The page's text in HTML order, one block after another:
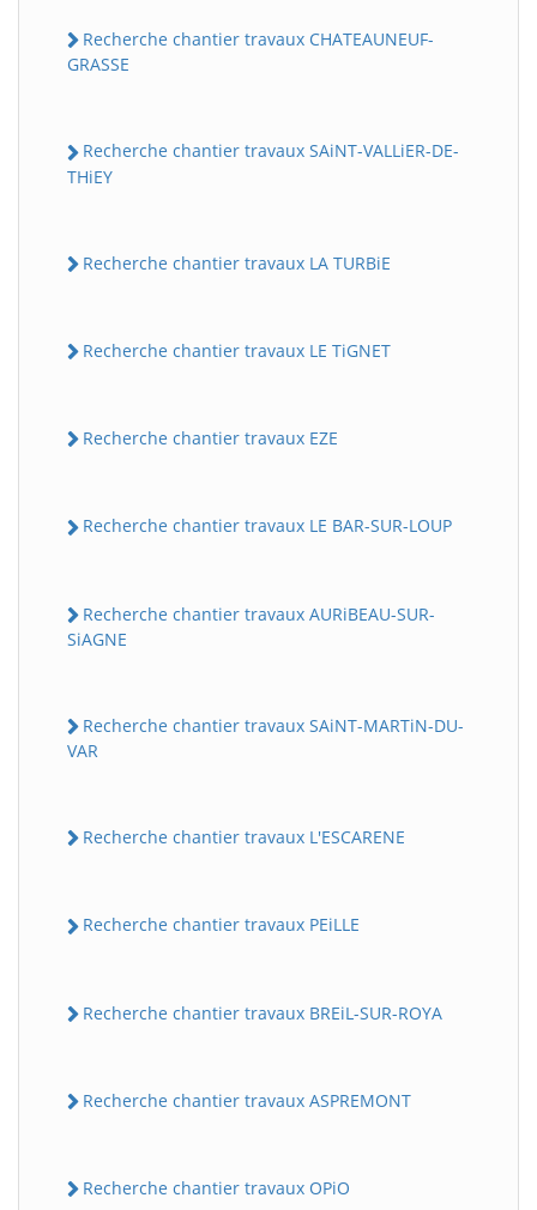
Recherche chantier travaux CHATEAUNEUF-
GRASSE
Recherche chantier travaux SAiNT-VALLiER-DE-
THiEY
Recherche chantier travaux LA TURBiE
Recherche chantier travaux LE TiGNET
Recherche chantier travaux EZE
Recherche chantier travaux LE BAR-SUR-LOUP
Recherche chantier travaux AURiBEAU-SUR-
SiAGNE
Recherche chantier travaux SAiNT-MARTiN-DU-
VAR
Recherche chantier travaux L'ESCARENE
Recherche chantier travaux PEiLLE
Recherche chantier travaux BREiL-SUR-ROYA
Recherche chantier travaux ASPREMONT
Recherche chantier travaux OPiO